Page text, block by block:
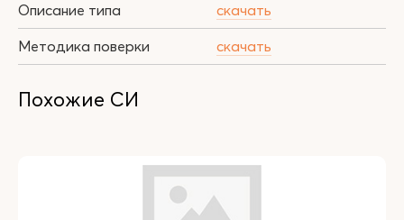
Описание типа
скачать
Методика поверки
скачать
Похожие СИ